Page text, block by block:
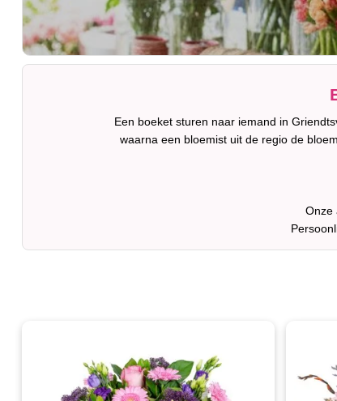
Een boeket sturen naar iemand in
waarna een bloemist uit de regio de
Onze